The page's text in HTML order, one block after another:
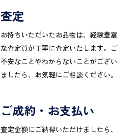
査定
お持ちいただいたお品物は、経験豊富
な査定員が丁寧に査定いたします。ご
不安なことやわからないことがござい
ましたら、お気軽にご相談ください。
ご成約・お支払い
査定金額にご納得いただけましたら、